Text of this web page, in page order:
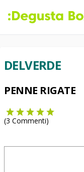
DELVERDE
PENNE RIGATE
(3 Commenti)